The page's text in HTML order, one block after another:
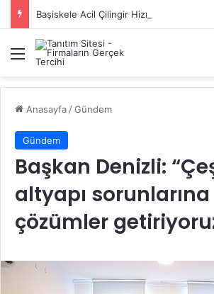
Başiskele Acil Çilingir Hizmeti İçin Doğru
Menü
Anasayfa /Gündem
Gündem
Başkan Denizli:
altyapı sorunlarına
çözümler